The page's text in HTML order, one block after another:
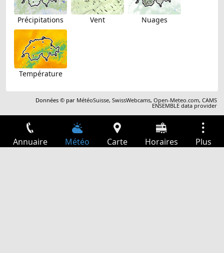
Précipitations Vent Nuages
Température
Données © par MétéoSuisse,SwissWebcams,Open-Meteo.com,CAMS
ENSEMBLE data provider
Annuaire Météo Carte Horaires Plus